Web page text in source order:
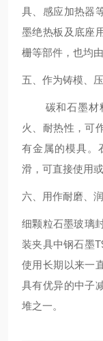
具、感应加热器
墨绝热板及底座
栅等部件，也均
五、作为铸模、
碳和石墨材料
火、耐热性，可
有金属的模具。
滑，可直接使用
六、用作耐磨、
细颗粒石墨玻璃
装夹具中钢石墨
使用长期以来一
具有优异的中子
堆之一。